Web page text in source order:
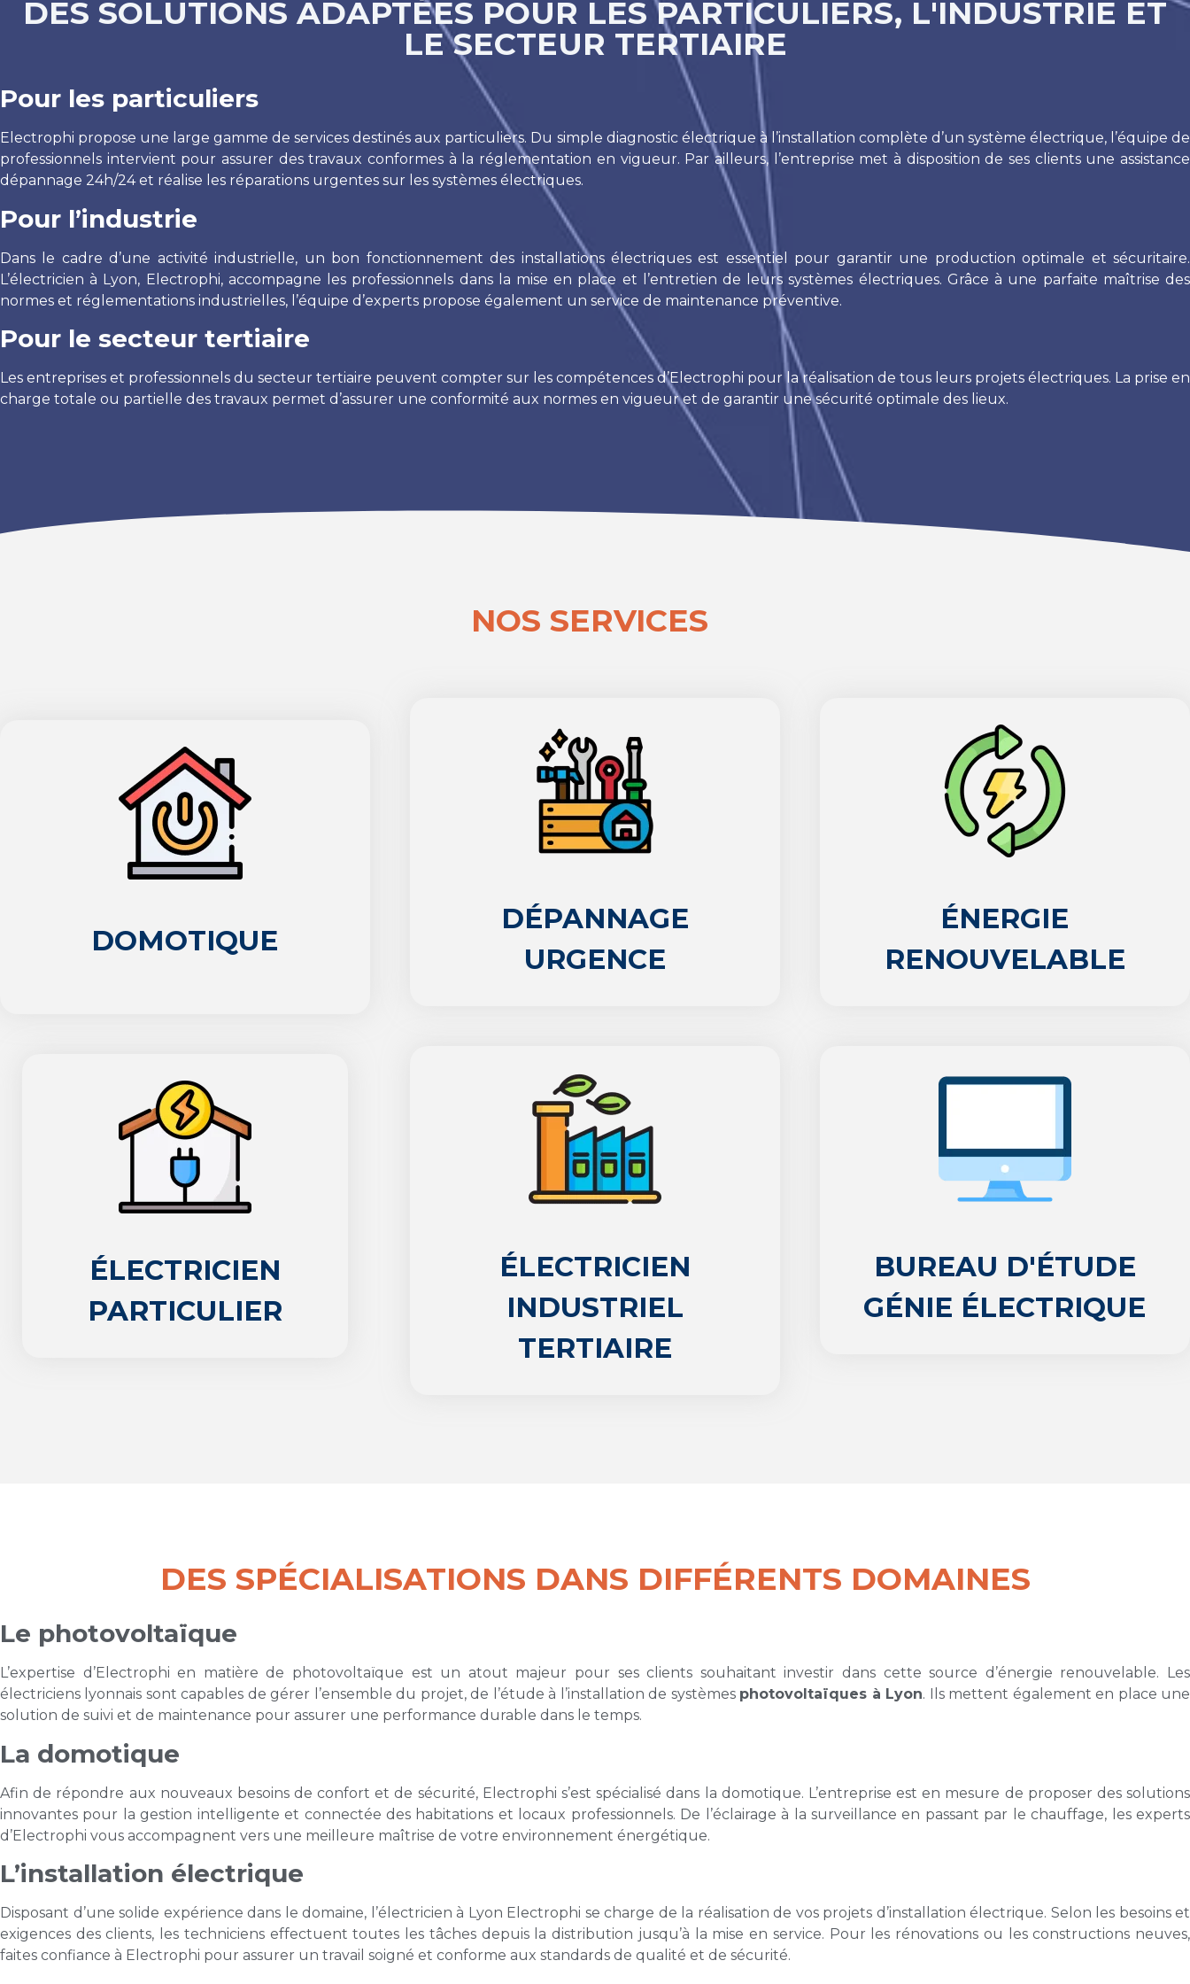
DES SOLUTIONS ADAPTÉES POUR LES PARTICULIERS, L'INDUSTRIE ET
LE SECTEUR TERTIAIRE
Pour les particuliers
Electrophi propose une large gamme de services destinés aux particuliers. Du simple diagnostic électrique à l’installation complète d’un système électrique, l’équipe de
professionnels intervient pour assurer des travaux conformes à la réglementation en vigueur. Par ailleurs, l’entreprise met à disposition de ses clients une assistance
dépannage 24h/24 et réalise les réparations urgentes sur les systèmes électriques.
Pour l’industrie
Dans le cadre d’une activité industrielle, un bon fonctionnement des installations électriques est essentiel pour garantir une production optimale et sécuritaire.
L’électricien à Lyon, Electrophi, accompagne les professionnels dans la mise en place et l’entretien de leurs systèmes électriques. Grâce à une parfaite maîtrise des
normes et réglementations industrielles, l’équipe d’experts propose également un service de maintenance préventive.
Pour le secteur tertiaire
Les entreprises et professionnels du secteur tertiaire peuvent compter sur les compétences d’Electrophi pour la réalisation de tous leurs projets électriques. La prise en
charge totale ou partielle des travaux permet d’assurer une conformité aux normes en vigueur et de garantir une sécurité optimale des lieux.
NOS SERVICES
DOMOTIQUE
ÉLECTRICIEN
PARTICULIER
DÉPANNAGE
URGENCE
ÉLECTRICIEN
INDUSTRIEL
TERTIAIRE
ÉNERGIE
RENOUVELABLE
BUREAU D'ÉTUDE
GÉNIE ÉLECTRIQUE
DES SPÉCIALISATIONS DANS DIFFÉRENTS DOMAINES
Le photovoltaïque
L’expertise d’Electrophi en matière de photovoltaïque est un atout majeur pour ses clients souhaitant investir dans cette source d’énergie renouvelable. Les
électriciens lyonnais sont capables de gérer l’ensemble du projet, de l’étude à l’installation de systèmes photovoltaïques à Lyon. Ils mettent également en place une
solution de suivi et de maintenance pour assurer une performance durable dans le temps.
La domotique
Afin de répondre aux nouveaux besoins de confort et de sécurité, Electrophi s’est spécialisé dans la domotique. L’entreprise est en mesure de proposer des solutions
innovantes pour la gestion intelligente et connectée des habitations et locaux professionnels. De l’éclairage à la surveillance en passant par le chauffage, les experts
d’Electrophi vous accompagnent vers une meilleure maîtrise de votre environnement énergétique.
L’installation électrique
Disposant d’une solide expérience dans le domaine, l’électricien à Lyon Electrophi se charge de la réalisation de vos projets d’installation électrique. Selon les besoins et
exigences des clients, les techniciens effectuent toutes les tâches depuis la distribution jusqu’à la mise en service. Pour les rénovations ou les constructions neuves,
faites confiance à Electrophi pour assurer un travail soigné et conforme aux standards de qualité et de sécurité.